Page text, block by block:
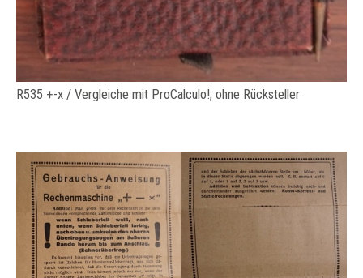
R535 +-x / Vergleiche mit ProCalculo!; ohne Rücksteller